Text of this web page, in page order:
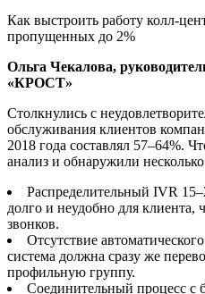
Как выстроить работу колл-
пропущенных до 2%
Ольга Чекалова,
«КРОСТ»
Столкнулись с
обслуживания клиентов
2018 года составлял 57–64%.
анализ и обнаружили
Распределительный IVR
долго и неудобно для клиента,
звонков.
Отсутствие
система должна сразу же
профильную группу.
Соединительный процесс с